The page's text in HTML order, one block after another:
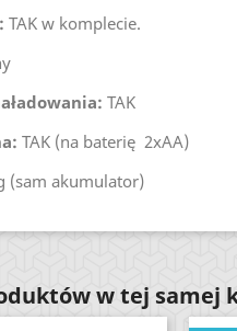
TAK w komplecie.
TAK
TAK (na baterię 2xAA)
(sam akumulator)
w tej samej